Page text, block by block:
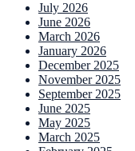
July 2026
June 2026
March 2026
January 2026
December 2025
November 2025
September 2025
June 2025
May 2025
March 2025